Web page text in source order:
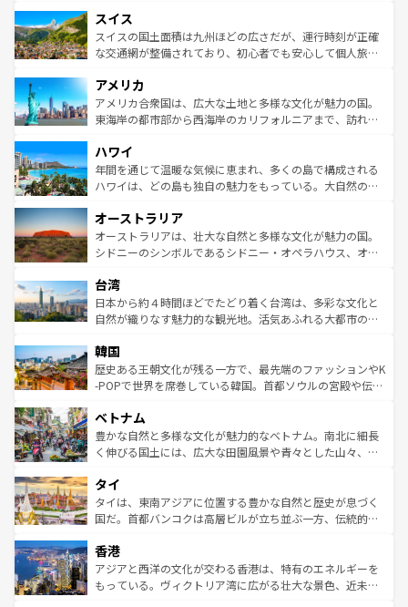
れる地方に足を運ぶとそれぞれで全く異なる文化を体験で
きるだろう。 なお、新着のフランス情報はコンテンツ一覧
を参照してほしい。
は、お酒好きな人にはぜひ体験してほしい。 なお、新着の
ドイツ情報はコンテンツ一覧を参照してほしい。
リアごとに異なる魅力がある。また、優雅なアフタヌーン
ティー、ビール好きにはたまらない英国パブ、サッカー観
戦など、本場だからこそできる体験も豊富。イギリスを旅
ンツ一覧を参照してほしい。
スイス
スイスの国土面積は九州ほどの広さだが、運行時刻が正確
な交通網が整備されており、初心者でも安心して個人旅行
の建物がそのまま残る町や、スイスならではのユニークな
博物館もあり、アルプス観光だけでなく町歩きも満喫する
ことができる。国民の所得が高いため物価も高いが、旅行
ば市内交通費無料で観光を楽しむこともできる。 なお、新
着のスイス情報はコンテンツ一覧 を参照してほしい。
アメリカ
アメリカ合衆国は、広大な土地と多様な文化が魅力の国。
東海岸の都市部から西海岸のカリフォルニアまで、訪れる
のような巨大都市は、観光、ショッピング、エンターテイ
ンメントが詰まった刺激的なスポットだ。一方、アメリカ
西部には大自然が広がり、グランドキャニオンやイエロー
部のニューオーリンズでは、音楽と美食が融合した独特の
文化が魅力。旅行者はアメリカの各地域で異なる魅力を楽
しみながら、その多様性と豊かな歴史を感じることができ
ならではの贅沢な旅のスタイルだ。 なお、新着のアメリカ
情報はコンテンツ一覧を参照してほしい。
ハワイ
年間を通じて温暖な気候に恵まれ、多くの島で構成される
ハワイは、どの島も独自の魅力をもっている。大自然の神
ワイ島は見逃せない。また、定番の観光地といえばオアフ
島だが、静かな自然を求めるならマウイ島やカウアイ島が
おすすめ。エメラルドグリーンに輝く海をはじめ、豊かな
れるおもてなしの心で訪れる人々を迎えてくれるハワイの
人々、おいしいローカルフードやハワイアンミュージッ
ク、伝統的なフラダンスなど、すべてがハワイの魅力を彩
ワイを、存分に味わってほしい。 なお、新着のハワイ情報
はコンテンツ一覧を参照してほしい。
オーストラリア
オーストラリアは、壮大な自然と多様な文化が魅力の国。
シドニーのシンボルであるシドニー・オペラハウス、オー
リアリーフや大陸中央部にそびえるウルル（エアーズロッ
ク）、タスマニアの美しい原生林やケアンズの熱帯雨林な
ど、見どころがたくさん。また、カフェやワイン、オージ
いる。アクティビティも充実しており、サーフィンやダイ
ビング、ハイキングなど、アウトドア好きにはたまらな
い。オーストラリアの多彩な魅力を存分に味わいつくそ
参照してほしい。
台湾
日本から約４時間ほどでたどり着く台湾は、多彩な文化と
自然が織りなす魅力的な観光地。活気あふれる大都市の台
ン）、静ひつな山岳地帯である台湾東部など、都市の喧騒
と山間の静けさが共存しており、訪れる人に新しい発見と
驚きをもたらしてくれる。また、奥深い台湾の食文化も魅
容にもいいと評判のスイーツなど、バラエティ豊かな料理
が味わえる。 なお、新着の台湾情報は コンテンツ一覧を参
照してほしい。
韓国
歴史ある王朝文化が残る一方で、最先端のファッションやK
-POPで世界を席巻している韓国。首都ソウルの宮殿や伝統
き、地方に足を延ばせば四季折々の自然美を楽しむことが
できる。そして、キムチや焼肉、絶品のストリートフード
まで、さまざまな韓国料理が待っている。夜には、韓国な
リティに包まれながら、韓国の多彩な魅力を心ゆくまで味
わってみてほしい。 なお、新着の韓国情報はコンテンツ一
覧を参照してほしい。
ベトナム
豊かな自然と多様な文化が魅力的なベトナム。南北に細長
く伸びる国土には、広大な田園風景や青々とした山々、世
急速な発展と共に伝統が息づく。ハノイの古い町並みやホ
ーチミン市のフランス統治時代の建物も、独特の雰囲気を
醸し出している。また、バラエティの豊かさとおいしさで
とつ。フォーやバインミー、ベトナムコーヒーなどは、ぜ
ひ現地で味わいたい。どの地域を訪れてもあたたかい人々
が旅行者を迎えてくれるので、きっと忘れられない旅にな
タイ
タイは、東南アジアに位置する豊かな自然と歴史が息づく
国だ。首都バンコクは高層ビルが立ち並ぶ一方、伝統的な
の活気が交差している。北部ではチェンマイなどの山岳地
帯で自然と触れ合い、南部ではプーケットやクラビの美し
いビーチでリゾート気分を楽しむことができる。タイ料理
香港
アジアと西洋の文化が交わる香港は、特有のエネルギーを
もっている。ヴィクトリア湾に広がる壮大な景色、近未来